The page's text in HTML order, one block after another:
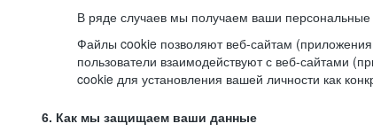
В ряде случаев мы получаем ваши
Файлы cookie позволяют веб-сайтам
пользователи взаимодействуют с веб-сайтами
cookie для установления вашей личности как
6. Как мы защищаем ваши данные